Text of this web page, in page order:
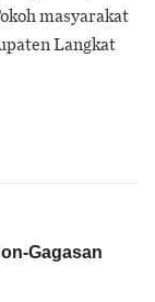
masyarakat
Langkat
Gagasan